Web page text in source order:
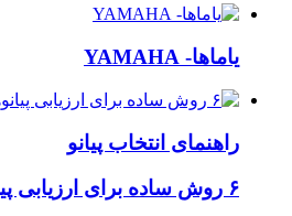
یاماها- YAMAHA
راهنمای انتخاب پیانو
۶ روش ساده برای ارزیابی پیانوهای دیجیتال